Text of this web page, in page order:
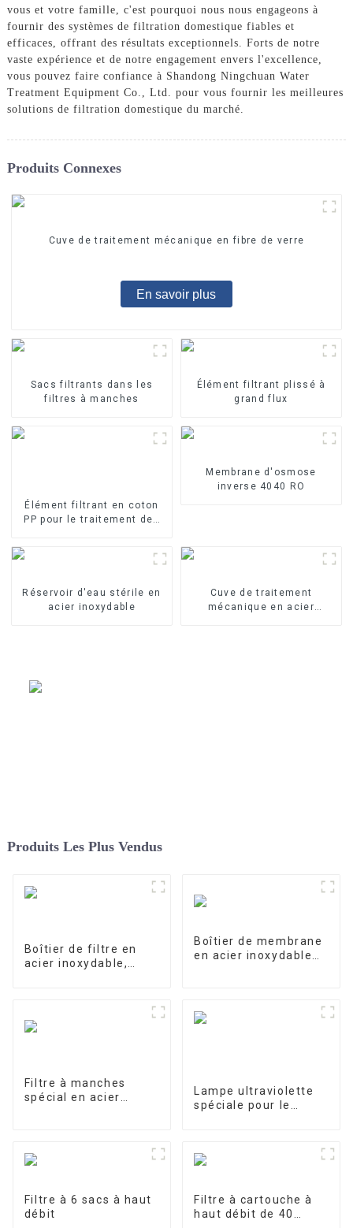
vous et votre famille, c'est pourquoi nous nous engageons à
fournir des systèmes de filtration domestique fiables et
efficaces, offrant des résultats exceptionnels. Forts de notre
vaste expérience et de notre engagement envers l'excellence,
vous pouvez faire confiance à Shandong Ningchuan Water
Treatment Equipment Co., Ltd. pour vous fournir les meilleures
solutions de filtration domestique du marché.
Produits Connexes
Cuve de traitement mécanique en fibre de verre
En savoir plus
Sacs filtrants dans les
filtres à manches
Élément filtrant plissé à
grand flux
Élément filtrant en coton
PP pour le traitement des
filtrant en PP fondu-soufflé
Membrane d'osmose
inverse 4040 RO
Réservoir d'eau stérile en
acier inoxydable
Cuve de traitement
mécanique en acier
Produits Les Plus Vendus
Boîtier de filtre en
acier inoxydable,
Boîtier de membrane
en acier inoxydable
Filtre à manches
spécial en acier
Lampe ultraviolette
spéciale pour le
Filtre à 6 sacs à haut
débit
Filtre à cartouche à
haut débit de 40